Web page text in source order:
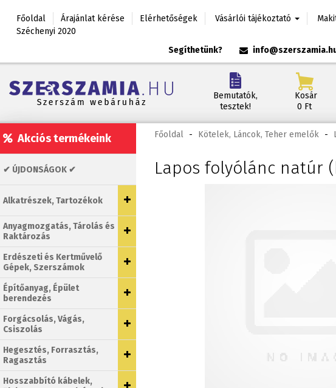
Főoldal Árajánlat kérése Elérhetőségek Vásárlói tájékoztató
Széchenyi 2020
Segíthetünk?
Bemutatók,
tesztek!
Kosár
0 Ft
Akciós termékeink
✔ ÚJDONSÁGOK ✔
Alkatrészek, Tartozékok
Anyagmozgatás, Tárolás és
Raktározás
Erdészeti és Kertművelő
Gépek, Szerszámok
Építőanyag, Épület
berendezés
Forgácsolás, Vágás,
Csiszolás
Hegesztés, Forrasztás,
Ragasztás
Hosszabbító kábelek,
Főoldal - Kötelek, Láncok, Teher emelők -
Lapos folyólánc natúr